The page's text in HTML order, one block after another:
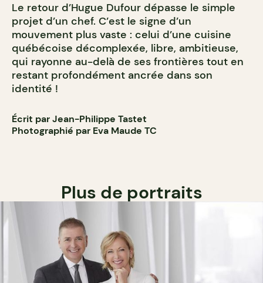
Le retour d’Hugue Dufour dépasse le simple
projet d’un chef. C’est le signe d’un
mouvement plus vaste : celui d’une cuisine
québécoise décomplexée, libre, ambitieuse,
qui rayonne au-delà de ses frontières tout en
restant profondément ancrée dans son
identité !
Écrit par Jean-Philippe Tastet
Photographié par Eva Maude TC
Plus de portraits